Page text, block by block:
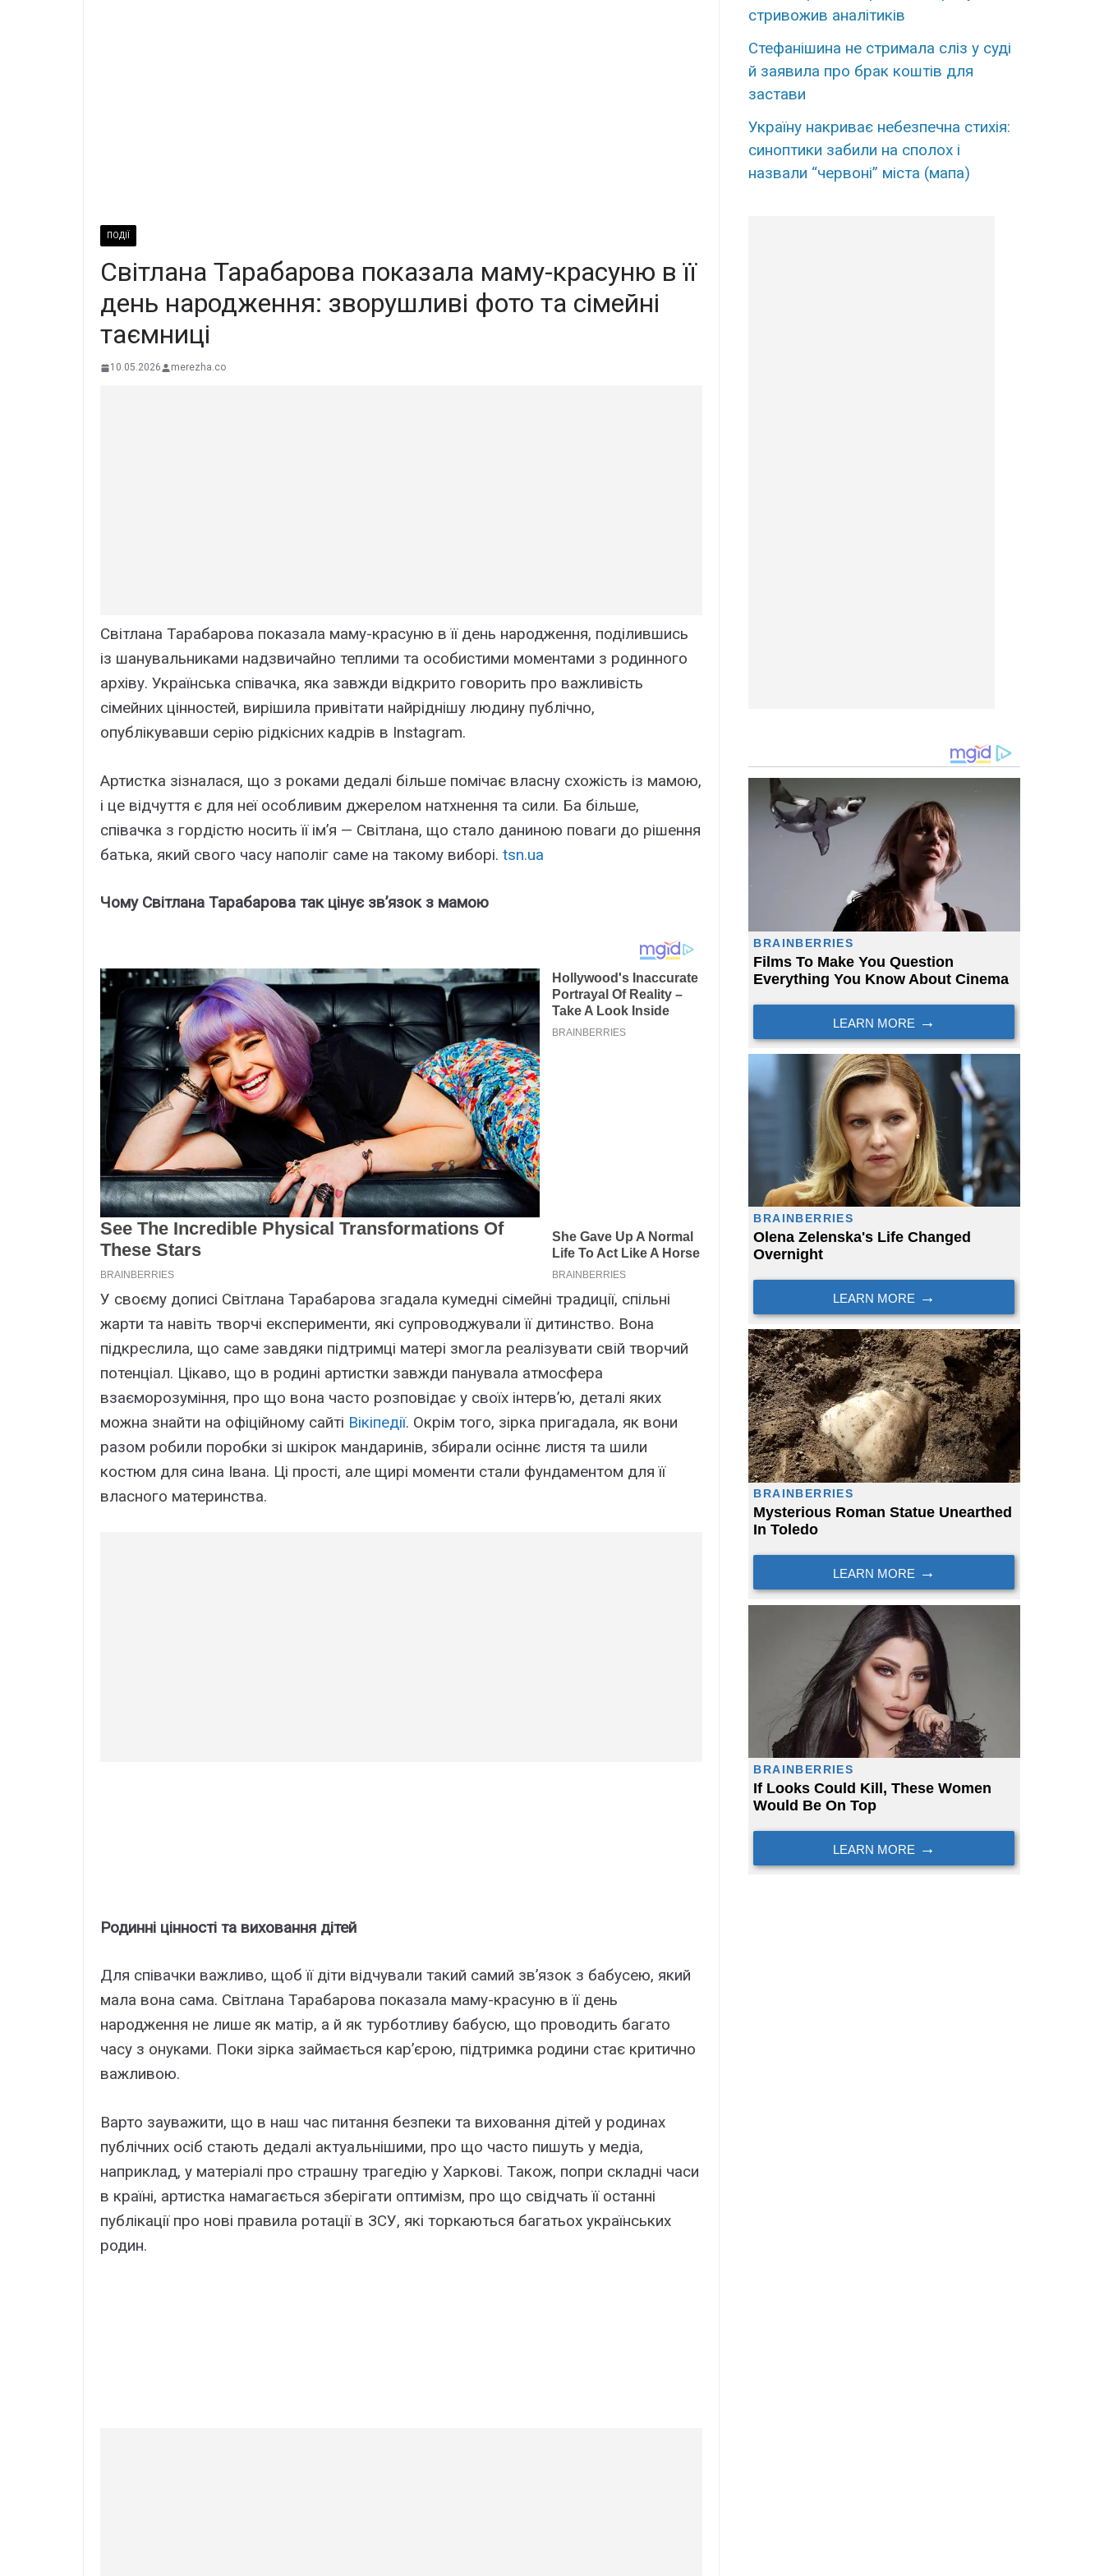
ПОДІЇ
Світлана Тарабарова показала маму-красуню в її
день народження: зворушливі фото та сімейні
таємниці
10.05.2026 merezha.co
Світлана Тарабарова показала маму-красуню в її день народження, поділившись
із шанувальниками надзвичайно теплими та особистими моментами з родинного
архіву. Українська співачка, яка завжди відкрито говорить про важливість
сімейних цінностей, вирішила привітати найріднішу людину публічно,
опублікувавши серію рідкісних кадрів в Instagram.
Артистка зізналася, що з роками дедалі більше помічає власну схожість із мамою,
і це відчуття є для неї особливим джерелом натхнення та сили. Ба більше,
співачка з гордістю носить її ім’я — Світлана, що стало даниною поваги до рішення
батька, який свого часу наполіг саме на такому виборі. tsn.ua
Чому Світлана Тарабарова так цінує зв’язок з мамою
У своєму дописі Світлана Тарабарова згадала кумедні сімейні традиції, спільні
жарти та навіть творчі експерименти, які супроводжували її дитинство. Вона
підкреслила, що саме завдяки підтримці матері змогла реалізувати свій творчий
потенціал. Цікаво, що в родині артистки завжди панувала атмосфера
взаєморозуміння, про що вона часто розповідає у своїх інтерв’ю, деталі яких
можна знайти на офіційному сайті Вікіпедії. Окрім того, зірка пригадала, як вони
разом робили поробки зі шкірок мандаринів, збирали осіннє листя та шили
костюм для сина Івана. Ці прості, але щирі моменти стали фундаментом для її
власного материнства.
Родинні цінності та виховання дітей
Для співачки важливо, щоб її діти відчували такий самий зв’язок з бабусею, який
мала вона сама. Світлана Тарабарова показала маму-красуню в її день
народження не лише як матір, а й як турботливу бабусю, що проводить багато
часу з онуками. Поки зірка займається кар’єрою, підтримка родини стає критично
важливою.
Варто зауважити, що в наш час питання безпеки та виховання дітей у родинах
публічних осіб стають дедалі актуальнішими, про що часто пишуть у медіа,
наприклад, у матеріалі про страшну трагедію у Харкові. Також, попри складні часи
в країні, артистка намагається зберігати оптимізм, про що свідчать її останні
публікації про нові правила ротації в ЗСУ, які торкаються багатьох українських
родин.
стривожив аналітиків
Стефанішина не стримала сліз у суді
й заявила про брак коштів для
застави
Україну накриває небезпечна стихія:
синоптики забили на сполох і
назвали “червоні” міста (мапа)